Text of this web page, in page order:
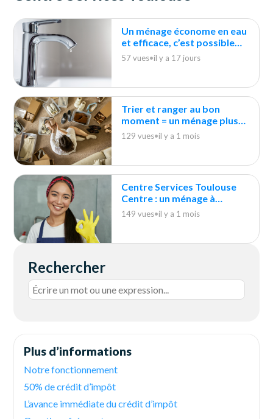
Un ménage économe en eau
et efficace, c’est possible
avec les bons gestes !
57 vues•il y a 17 jours
Trier et ranger au bon
moment = un ménage plus
rapide et plus efficace
129 vues•il y a 1 mois
Centre Services Toulouse
Centre : un ménage à
domicile “zéro contrainte” !
149 vues•il y a 1 mois
Rechercher
Plus d’informations
Notre fonctionnement
50% de crédit d’impôt
L’avance immédiate du crédit d’impôt